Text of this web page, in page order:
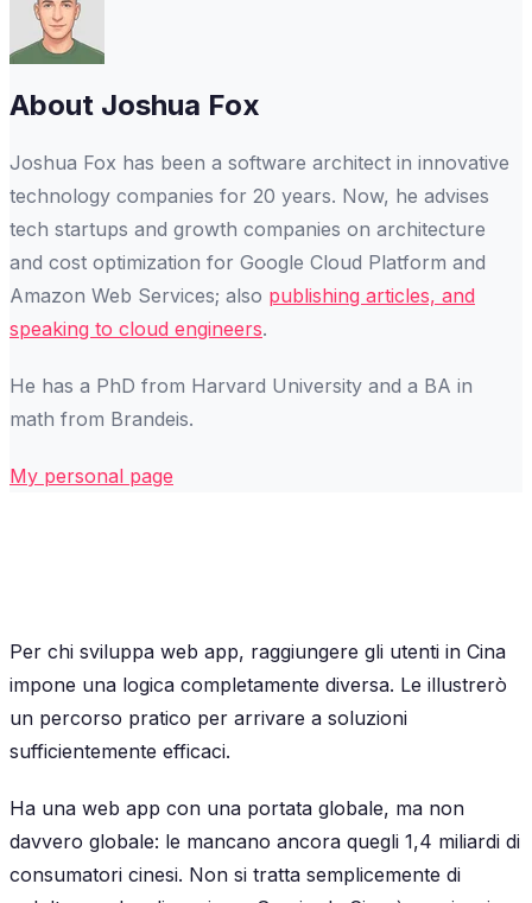
About Joshua Fox
Joshua Fox has been a software architect in innovative
technology companies for 20 years. Now, he advises
tech startups and growth companies on architecture
and cost optimization for Google Cloud Platform and
Amazon Web Services; also publishing articles, and
speaking to cloud engineers.
He has a PhD from Harvard University and a BA in
math from Brandeis.
My personal page
Per chi sviluppa web app, raggiungere gli utenti in Cina
impone una logica completamente diversa. Le illustrerò
un percorso pratico per arrivare a soluzioni
sufficientemente efficaci.
Ha una web app con una portata globale, ma non
davvero globale: le mancano ancora quegli 1,4 miliardi di
consumatori cinesi. Non si tratta semplicemente di